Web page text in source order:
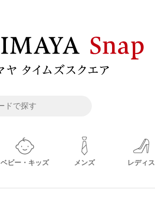
ベビー・キッズ メンズ レディス